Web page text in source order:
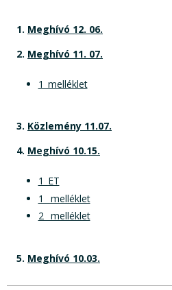
1. Meghívó 12. 06.
2. Meghívó 11. 07.
1_melléklet
3. Közlemény 11.07.
4. Meghívó 10.15.
1_ET
1_ melléklet
2_ melléklet
5. Meghívó 10.03.